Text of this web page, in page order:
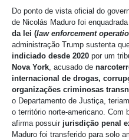
Do ponto de vista oficial do
de Nicolás Maduro foi
da lei (law enforcement
administração Trump sustenta
indiciado desde 2020 por um
Nova York, acusado de
internacional de drogas,
organizações criminosas
o Departamento de Justiça,
o território norte-americano. Com
afirma possuir jurisdição penal
Maduro foi transferido para solo